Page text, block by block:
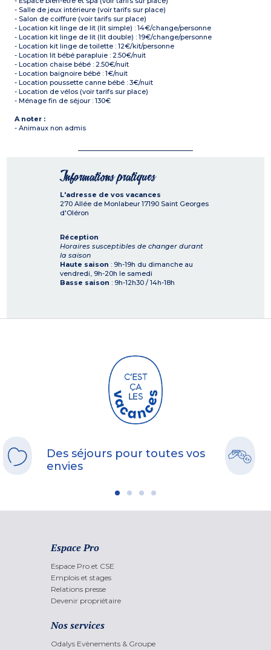
- Salle de jeux intérieure (voir tarifs sur place)
- Salon de coiffure (voir tarifs sur place)
- Location kit linge de lit (lit simple) : 14€/change/personne
- Location kit linge de lit (lit double) : 19€/change/personne
- Location kit linge de toilette : 12€/kit/personne
- Location lit bébé parapluie : 2.50€/nuit
- Location chaise bébé : 2.50€/nuit
- Location baignoire bébé : 1€/nuit
- Location poussette canne bébé : 3€/nuit
- Location de vélos (voir tarifs sur place)
- Ménage fin de séjour : 130€
A noter :
- Animaux non admis
Informations pratiques
L'adresse de vos vacances
270 Allée de Monlabeur 17190 Saint Georges
d'Oléron
Réception
Horaires susceptibles de changer durant
la saison
Haute saison : 9h-19h du dimanche au
vendredi, 9h-20h le samedi
Basse saison : 9h-12h30 / 14h-18h
Des séjours pour toutes vos
envies
Espace Pro
Espace Pro et CSE
Emplois et stages
Relations presse
Devenir propriétaire
Nos services
Odalys Evènements & Groupe